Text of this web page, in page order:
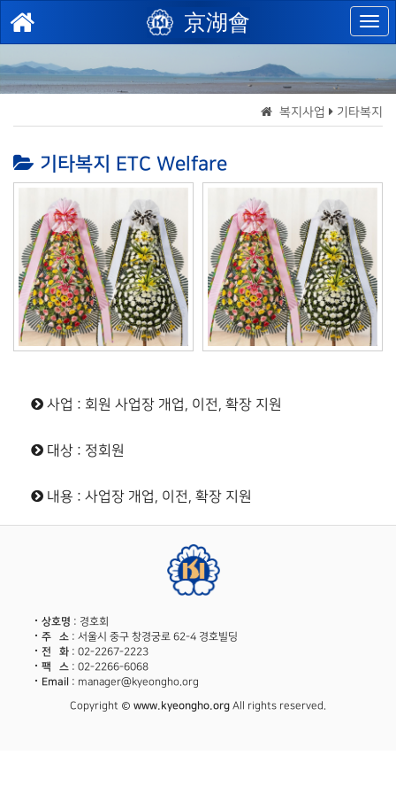
京湖會
복지사업 기타복지
기타복지 ETC Welfare
사업 : 회원 사업장 개업, 이전, 확장 지원
대상 : 정회원
내용 : 사업장 개업, 이전, 확장 지원
상호명 : 경호회
주 소 : 서울시 중구 창경궁로 62-4 경호빌딩
전 화 : 02-2267-2223
팩 스 : 02-2266-6068
Email : manager@kyeongho.org
Copyright © www.kyeongho.org All rights reserved.